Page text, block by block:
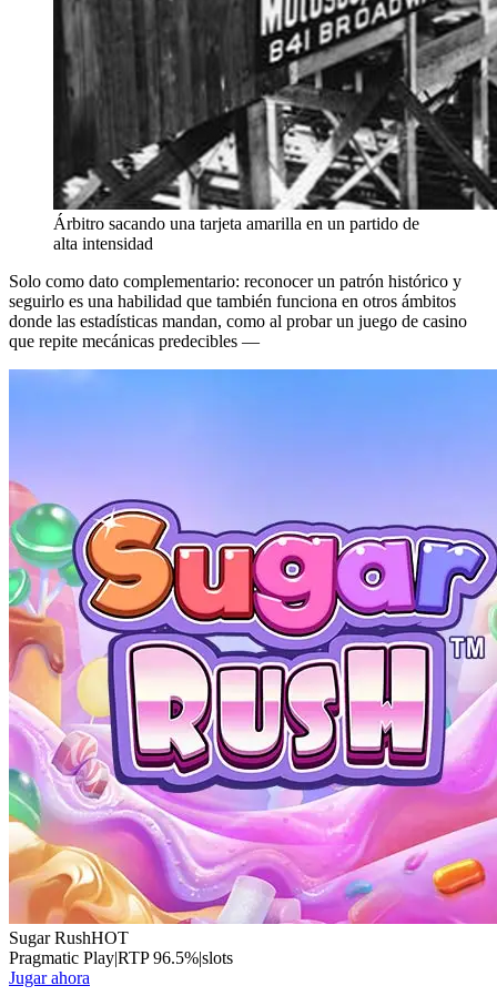
Árbitro sacando una tarjeta amarilla en un partido de
alta intensidad
Solo como dato complementario: reconocer un patrón histórico y
seguirlo es una habilidad que también funciona en otros ámbitos
donde las estadísticas mandan, como al probar un juego de casino
que repite mecánicas predecibles —
Sugar RushHOT
Pragmatic Play|RTP96.5%|slots
Jugar ahora